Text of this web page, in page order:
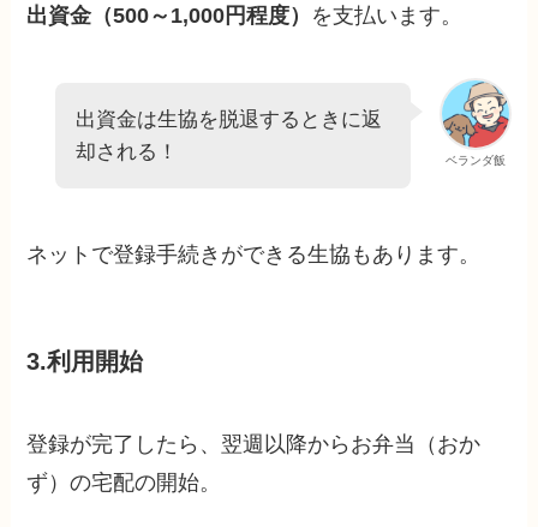
出資金（500～1,000円程度） を支払います。
ベランダ飯
出資金は生協を脱退するときに返
却される！
ネットで登録手続きができる生協もあります。
3.利用開始
登録が完了したら、翌週以降からお弁当（おか
ず）の宅配の開始。